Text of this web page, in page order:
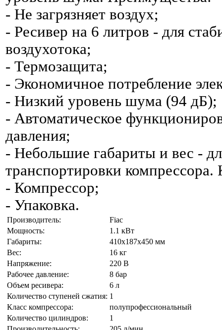
- Не загрязняет воздух;
- Ресивер на 6 литров - для
воздухотока;
- Термозащита;
- Экономичное потребление
- Низкий уровень шума (94 дБ);
- Автоматическое
давления;
- Небольшие габариты и вес -
транспортировки компрессора.
- Компрессор;
- Упаковка.
Производитель:
Fiac
Мощность:
1.1 кВт
Габариты:
410х187х450 мм
Вес:
16 кг
Напряжение:
220 В
Рабочее давление:
8 бар
Объем ресивера:
6 л
Количество ступеней сжатия: 1
Класс компрессора:
полупрофессиональный
Количество цилиндров:
1